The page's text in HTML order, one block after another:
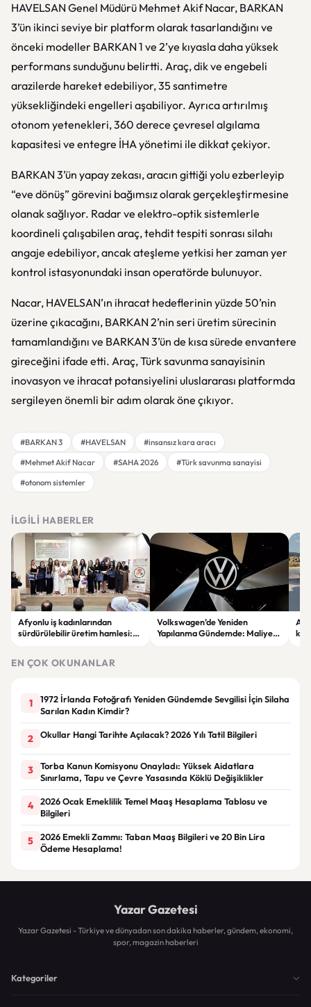
HAVELSAN Genel Müdürü Mehmet Akif Nacar, BARKAN
3’ün ikinci seviye bir platform olarak tasarlandığını ve
önceki modeller BARKAN 1 ve 2’ye kıyasla daha yüksek
performans sunduğunu belirtti. Araç, dik ve engebeli
arazilerde hareket edebiliyor, 35 santimetre
yüksekliğindeki engelleri aşabiliyor. Ayrıca artırılmış
otonom yetenekleri, 360 derece çevresel algılama
kapasitesi ve entegre İHA yönetimi ile dikkat çekiyor.
BARKAN 3’ün yapay zekası, aracın gittiği yolu ezberleyip
“eve dönüş” görevini bağımsız olarak gerçekleştirmesine
olanak sağlıyor. Radar ve elektro-optik sistemlerle
koordineli çalışabilen araç, tehdit tespiti sonrası silahı
angaje edebiliyor, ancak ateşleme yetkisi her zaman yer
kontrol istasyonundaki insan operatörde bulunuyor.
Nacar, HAVELSAN’ın ihracat hedeflerinin yüzde 50’nin
üzerine çıkacağını, BARKAN 2’nin seri üretim sürecinin
tamamlandığını ve BARKAN 3’ün de kısa sürede envantere
gireceğini ifade etti. Araç, Türk savunma sanayisinin
inovasyon ve ihracat potansiyelini uluslararası platformda
sergileyen önemli bir adım olarak öne çıkıyor.
#BARKAN 3 #HAVELSAN
#insansız kara aracı
#Mehmet Akif Nacar
#SAHA 2026
#Türk savunma sanayisi
#otonom sistemler
İLGILI HABERLER
Afyonlu iş kadınlarından
sürdürülebilir üretim hamlesi:
Volkswagen’de Yeniden
Yapılanma Gündemde: Maliyet
EN ÇOK OKUNANLAR
1
1972 İrlanda Fotoğrafı Yeniden Gündemde Sevgilisi İçin Silaha
Sarılan Kadın Kimdir?
2 Okullar Hangi Tarihte Açılacak? 2026 Yılı Tatil Bilgileri
3
Torba Kanun Komisyonu Onayladı: Yüksek Aidatlara
Sınırlama, Tapu ve Çevre Yasasında Köklü Değişiklikler
4
2026 Ocak Emeklilik Temel Maaş Hesaplama Tablosu ve
Bilgileri
5
2026 Emekli Zammı: Taban Maaş Bilgileri ve 20 Bin Lira
Ödeme Hesaplama!
Yazar Gazetesi
Yazar Gazetesi - Türkiye ve dünyadan son dakika haberler, gündem, ekonomi,
spor, magazin haberleri
Kategoriler